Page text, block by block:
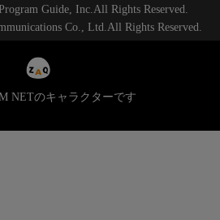
Guide, Inc.All Rights Reserved.
Co., Ltd.All Rights Reserved.
NETのキャラクターです